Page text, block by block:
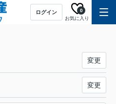
ログイン
お気に入り
0
変更
変更